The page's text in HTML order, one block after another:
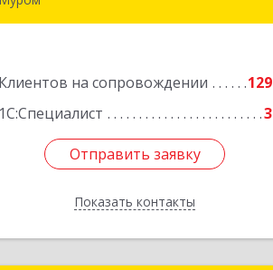
Клиентов на сопровождении
129
1С:Специалист
3
Отправить заявку
Показать контакты
Подробнее
Отправить заявку
Назад